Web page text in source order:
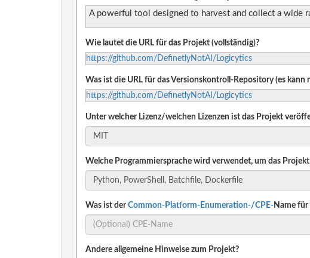
A powerful tool designed to harvest and collect a wide
Wie lautet die URL für das Projekt (vollständig)?
https://github.com/DefinetlyNotAI/Logicytics
Was ist die URL für das Versionskontroll-Repository (es
https://github.com/DefinetlyNotAI/Logicytics
Unter welcher Lizenz/welchen Lizenzen ist das Projekt
Welche Programmiersprache wird verwendet, um das Projekt
Was ist derCommon-Platform-Enumeration-/CPE-Name für
Andere allgemeine Hinweise zum Projekt?